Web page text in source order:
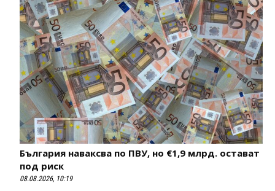
България наваксва по ПВУ, но €1,9 млрд. остават
под риск
08.08.2026, 10:19